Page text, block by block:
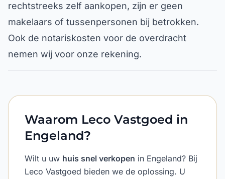
rechtstreeks zelf aankopen, zijn er geen
makelaars of tussenpersonen bij betrokken.
Ook de notariskosten voor de overdracht
nemen wij voor onze rekening.
Waarom Leco Vastgoed in
Engeland?
Wilt u uw huis snel verkopen in Engeland? Bij
Leco Vastgoed bieden we de oplossing. U